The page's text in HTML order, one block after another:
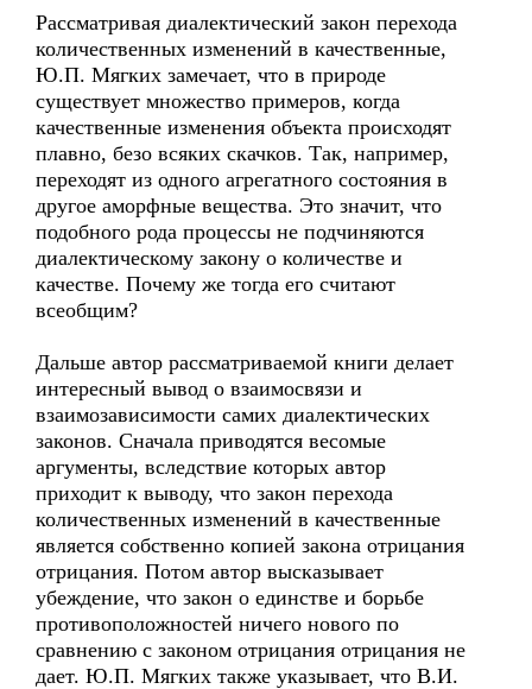
Рассматривая диалектический закон перехода
количественных изменений в качественные,
Ю.П. Мягких замечает, что в природе
существует множество примеров, когда
качественные изменения объекта происходят
плавно, безо всяких скачков. Так, например,
переходят из одного агрегатного состояния в
другое аморфные вещества. Это значит, что
подобного рода процессы не подчиняются
диалектическому закону о количестве и
качестве. Почему же тогда его считают
всеобщим?
Дальше автор рассматриваемой книги делает
интересный вывод о взаимосвязи и
взаимозависимости самих диалектических
законов. Сначала приводятся весомые
аргументы, вследствие которых автор
приходит к выводу, что закон перехода
количественных изменений в качественные
является собственно копией закона отрицания
отрицания. Потом автор высказывает
убеждение, что закон о единстве и борьбе
противоположностей ничего нового по
сравнению с законом отрицания отрицания не
дает. Ю.П. Мягких также указывает, что В.И.